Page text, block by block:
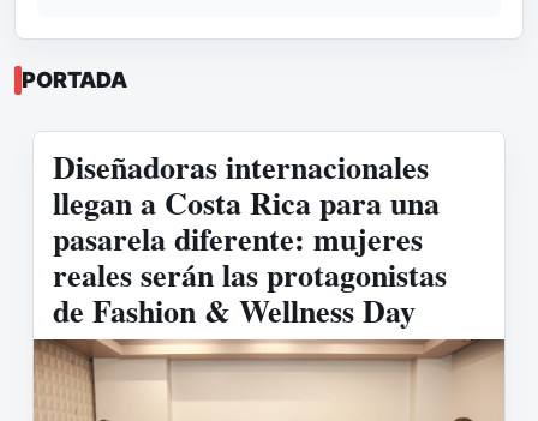
PORTADA
Diseñadoras internacionales
llegan a Costa Rica para una
pasarela diferente: mujeres
reales serán las protagonistas
de Fashion & Wellness Day